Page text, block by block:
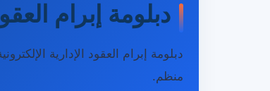
دبلومة إبرام
دبلومة إبرام العقود الإدارية
منظم.